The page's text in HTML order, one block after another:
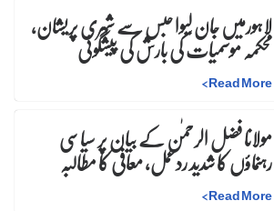
لاہورمیں جان لیوا حبس سے شہری پریشان،
محکمہ موسمیات کی بارش کی پیشگوئی
Read More
>
مولانا فضل الرحمٰن کے بیان پر سیاسی
رہنماؤں کا شدید ردعمل، معافی کا مطالبہ
Read More
>